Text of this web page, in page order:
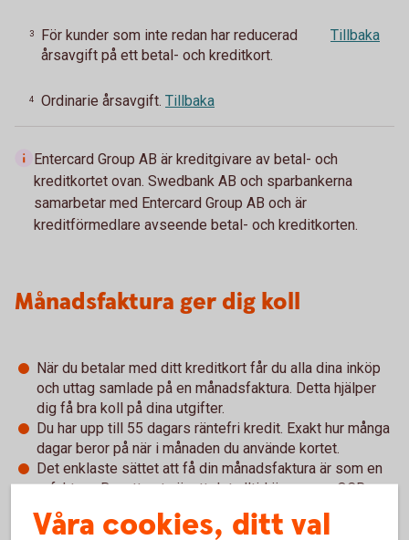
3
För kunder som inte redan har reducerad
årsavgift på ett betal- och kreditkort.
Tillbaka
4 Ordinarie årsavgift. Tillbaka
Entercard Group AB är kreditgivare av betal- och
kreditkortet ovan. Swedbank AB och sparbankerna
samarbetar med Entercard Group AB och är
kreditförmedlare avseende betal- och kreditkorten.
Månadsfaktura ger dig koll
När du betalar med ditt kreditkort får du alla dina inköp
och uttag samlade på en månadsfaktura. Detta hjälper
dig få bra koll på dina utgifter.
Du har upp till 55 dagars räntefri kredit. Exakt hur många
dagar beror på när i månaden du använde kortet.
Det enklaste sättet att få din månadsfaktura är som en
e-faktura. Bra att veta är att det alltid är samma OCR-
nummer vid inbetalning till ditt kreditkort.
Våra cookies, ditt val